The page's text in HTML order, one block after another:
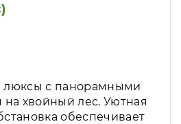
люксы с панорамными
хвойный лес. Уютная
обеспечивает